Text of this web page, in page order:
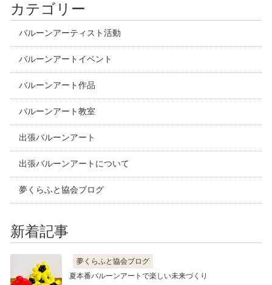
カテゴリー
バルーンアーティスト活動
バルーンアートイベント
バルーンアート作品
バルーンアート教室
出張バルーンアート
出張バルーンアートについて
夢くらふと協会ブログ
新着記事
夢くらふと協会ブログ
夏本番バルーンアートで楽しい未来づくり